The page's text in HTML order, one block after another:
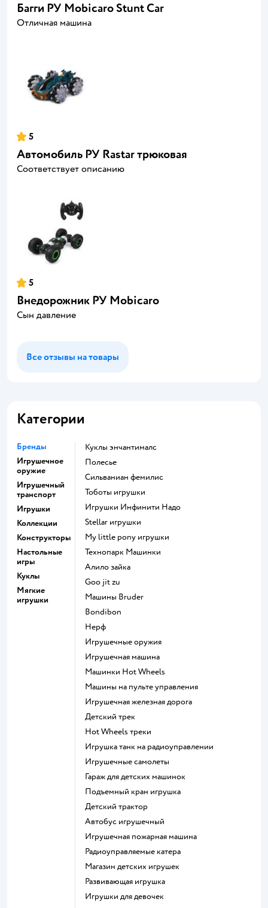
Багги РУ Mobicaro Stunt Car
Отличная машина
5
Автомобиль РУ Rastar трюковая
Соответствует описанию
5
Внедорожник РУ Mobicaro
Сын давление
Все отзывы на товары
Категории
Бренды
Игрушечное
оружие
Игрушечный
транспорт
Игрушки
Коллекции
Конструкторы
Настольные
игры
Куклы
Мягкие
игрушки
Куклы энчантималс
Полесье
Сильваниан фемилис
Тоботы игрушки
Игрушки Инфинити Надо
Stellar игрушки
my little pony игрушки
Технопарк Машинки
Алило зайка
Goo jit zu
Машины Bruder
Bondibon
Нерф
Игрушечные оружия
Игрушечная машина
Машинки Hot Wheels
Машины на пульте управления
Игрушечная железная дорога
Детский трек
Hot Wheels треки
Игрушка танк на радиоуправлении
Игрушечные самолеты
Гараж для детских машинок
Подъемный кран игрушка
Детский трактор
Автобус игрушечный
Игрушечная пожарная машина
Радиоуправляемые катера
Магазин детских игрушек
Развивающая игрушка
Игрушки для девочек